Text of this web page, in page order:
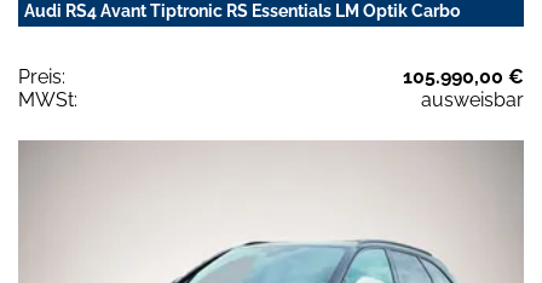
Audi RS4 Avant Tiptronic RS Essentials LM Optik Carbo
Preis:
105.990,00 €
MWSt:
ausweisbar